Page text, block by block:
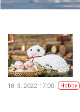
18. 3. 2022 17:00 Hobby